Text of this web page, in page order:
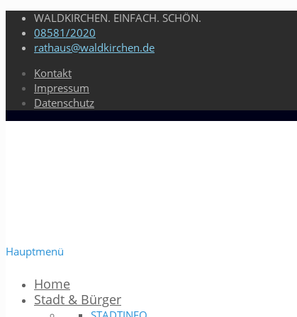
WALDKIRCHEN. EINFACH. SCHÖN.
08581/2020
rathaus@waldkirchen.de
Kontakt
Impressum
Datenschutz
Hauptmenü
Home
Stadt & Bürger